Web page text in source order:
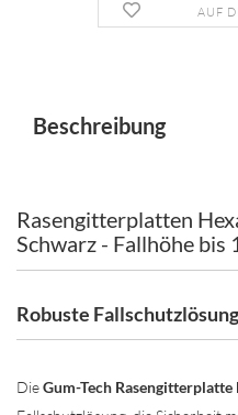
AUF
Beschreibung
Rasengitterplatten
Schwarz - Fallhöhe
Robuste
DieGum-Tech Rasengitterplatte